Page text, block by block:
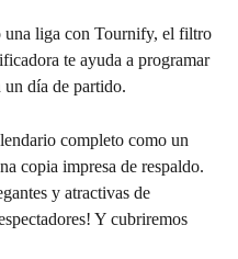
una liga con Tournify, el filtro
te ayuda a programar
un día de partido.
completo como un
copia impresa de respaldo.
y atractivas de
Y cubriremos